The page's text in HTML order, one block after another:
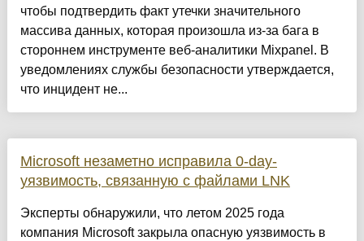
чтобы подтвердить факт утечки значительного
массива данных, которая произошла из-за бага в
стороннем инструменте веб-аналитики Mixpanel. В
уведомлениях службы безопасности утверждается,
что инцидент не...
Microsoft незаметно исправила 0-day-
уязвимость, связанную с файлами LNK
Эксперты обнаружили, что летом 2025 года
компания Microsoft закрыла опасную уязвимость в